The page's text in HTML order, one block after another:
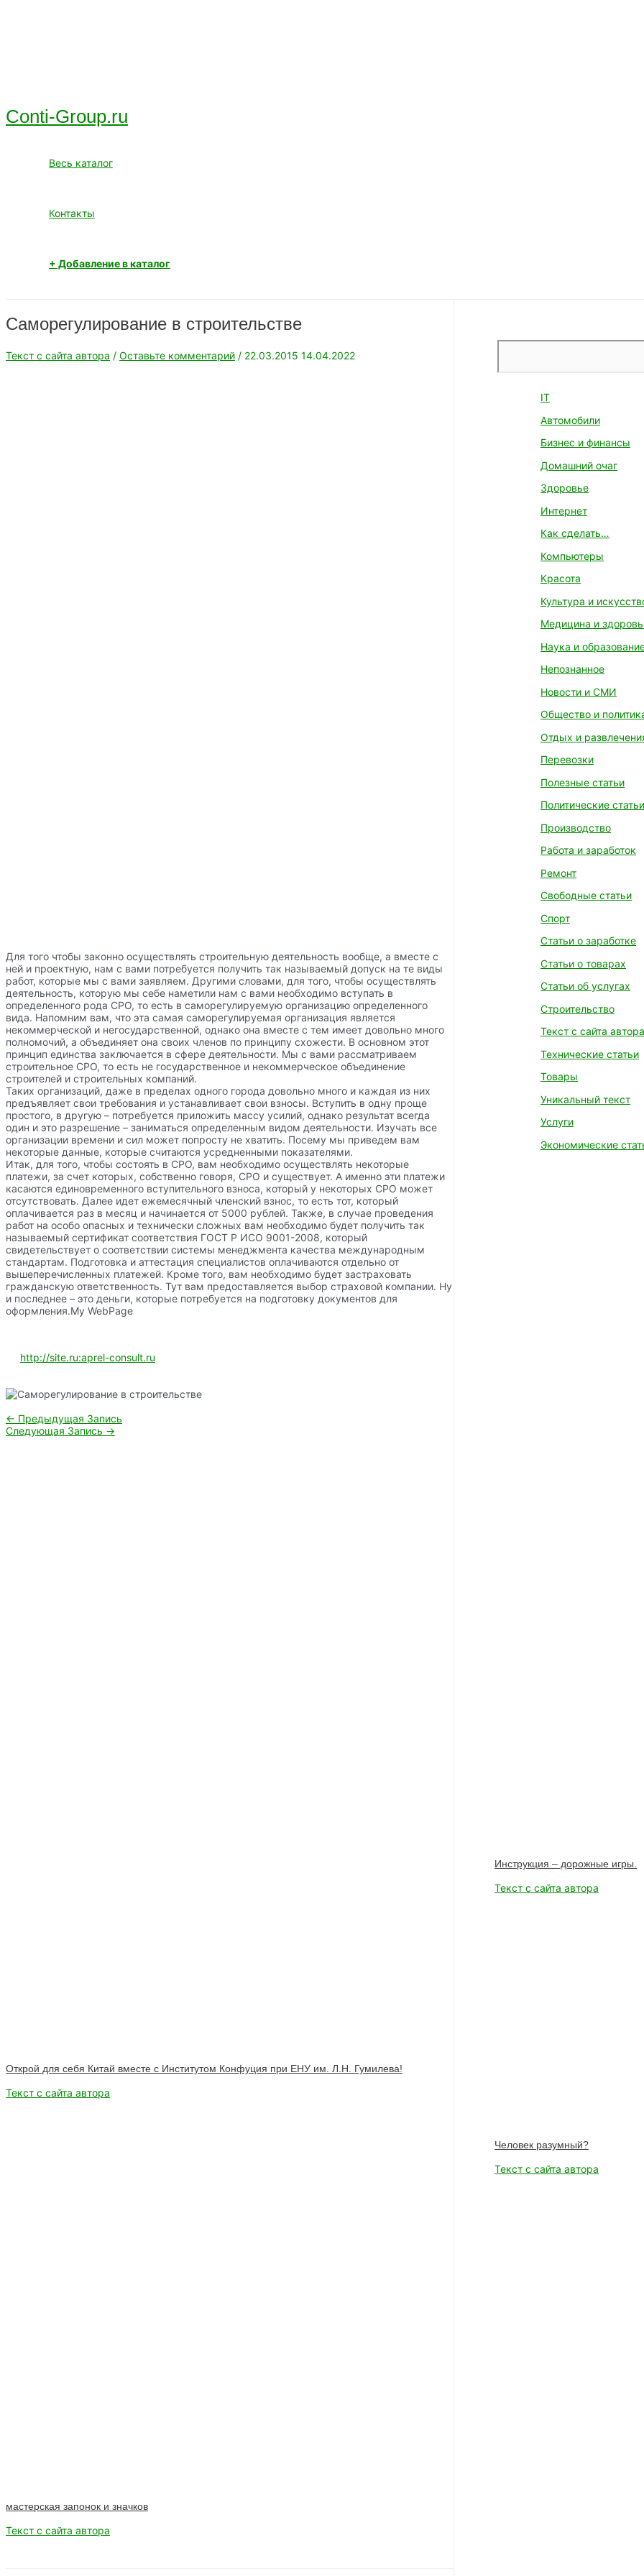
Conti-Group.ru
Весь каталог
Контакты
+ Добавление в каталог
Саморегулирование в строительстве
Текст с сайта автора / Оставьте комментарий / 22.03.2015 14.04.2022
Для того чтобы законно осуществлять строительную деятельность вообще, а вместе с
ней и проектную, нам с вами потребуется получить так называемый допуск на те виды
работ, которые мы с вами заявляем. Другими словами, для того, чтобы осуществлять
деятельность, которую мы себе наметили нам с вами необходимо вступать в
определенного рода СРО, то есть в саморегулируемую организацию определенного
вида. Напомним вам, что эта самая саморегулируемая организация является
некоммерческой и негосударственной, однако она вместе с тем имеет довольно много
полномочий, а объединяет она своих членов по принципу схожести. В основном этот
принцип единства заключается в сфере деятельности. Мы с вами рассматриваем
строительное СРО, то есть не государственное и некоммерческое объединение
строителей и строительных компаний.
Таких организаций, даже в пределах одного города довольно много и каждая из них
предъявляет свои требования и устанавливает свои взносы. Вступить в одну проще
простого, в другую – потребуется приложить массу усилий, однако результат всегда
один и это разрешение – заниматься определенным видом деятельности. Изучать все
организации времени и сил может попросту не хватить. Посему мы приведем вам
некоторые данные, которые считаются усредненными показателями.
Итак, для того, чтобы состоять в СРО, вам необходимо осуществлять некоторые
платежи, за счет которых, собственно говоря, СРО и существует. А именно эти платежи
касаются единовременного вступительного взноса, который у некоторых СРО может
отсутствовать. Далее идет ежемесячный членский взнос, то есть тот, который
оплачивается раз в месяц и начинается от 5000 рублей. Также, в случае проведения
работ на особо опасных и технически сложных вам необходимо будет получить так
называемый сертификат соответствия ГОСТ Р ИСО 9001-2008, который
свидетельствует о соответствии системы менеджмента качества международным
стандартам. Подготовка и аттестация специалистов оплачиваются отдельно от
вышеперечисленных платежей. Кроме того, вам необходимо будет застраховать
гражданскую ответственность. Тут вам предоставляется выбор страховой компании. Ну
и последнее – это деньги, которые потребуется на подготовку документов для
оформления.My WebPage
http://site.ru:aprel-consult.ru
Навигация
по
← Предыдущая Запись
Следующая Запись →
Открой для себя Китай вместе с Институтом Конфуция при ЕНУ им. Л.Н. Гумилева!
Текст с сайта автора
Инструкция – дорожные игры.
Текст с сайта автора
мастерская запонок и значков
Текст с сайта автора
Человек разумный?
Текст с сайта автора
IT
Автомобили
Бизнес и финансы
Домашний очаг
Здоровье
Интернет
Как сделать…
Компьютеры
Красота
Культура и
Медицина и
Наука и
Непознанное
Новости и СМИ
Общество и
Отдых и
Перевозки
Полезные статьи
Политические статьи
Производство
Работа и заработок
Ремонт
Свободные статьи
Спорт
Статьи о заработке
Статьи о товарах
Статьи об услугах
Строительство
Текст с сайта автора
Технические статьи
Товары
Уникальный текст
Услуги
Экономические